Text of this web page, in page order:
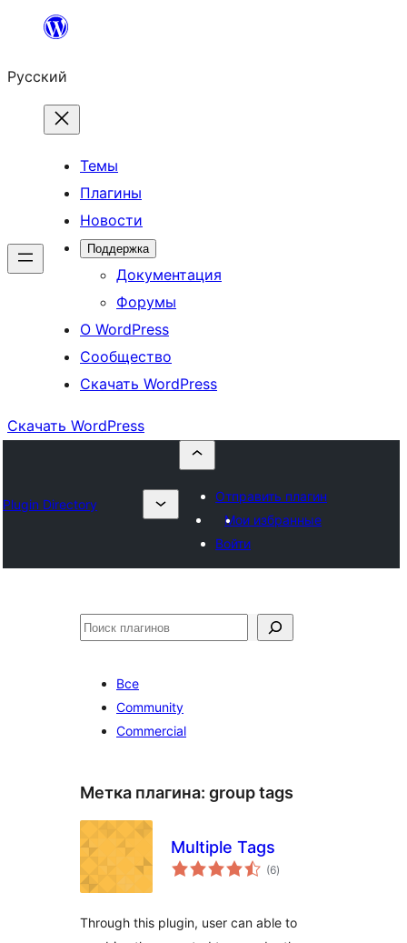
Перейти
содержимому
Русский
Темы
Плагины
Новости
Поддержка
Документация
Форумы
О WordPress
Сообщество
Скачать WordPress
Скачать WordPress
Plugin Directory
Отправить плагин
Мои избранные
Войти
Поиск
Все
Community
Commercial
Метка плагина: group tags
Multiple Tags
(6общий
рейтинг
)
Through this plugin, user can able to